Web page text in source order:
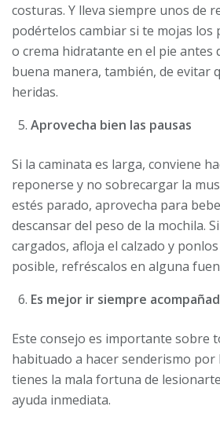
costuras. Y lleva siempre unos de
podértelos cambiar si te mojas los
o crema hidratante en el pie antes
buena manera, también, de evitar
heridas.
Aprovecha bien las pausas
Si la caminata es larga, conviene
reponerse y no sobrecargar la
estés parado, aprovecha para
descansar del peso de la mochila.
cargados, afloja el calzado y
posible, refréscalos en alguna
Es mejor ir siempre
Este consejo es importante sobre
habituado a hacer senderismo por
tienes la mala fortuna de
ayuda inmediata.